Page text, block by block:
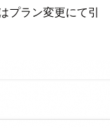
プラン変更にて引